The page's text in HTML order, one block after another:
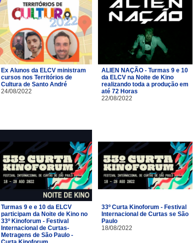
Ex Alunos da ELCV ministram
cursos nos Territórios de
Cultura de Santo André
24/08/2022
ALIEN NAÇÃO - Turmas 9 e 10
da ELCV na Noite de Kino
realizando toda a produção em
até 72 Horas
22/08/2022
Turmas 9 e e 10 da ELCV
participam da Noite de Kino no
33º Kinoforum - Festival
Internacional de Curtas-
Metragens de São Paulo -
33º Curta Kinoforum - Festival
Internacional de Curtas se São
Paulo
18/08/2022